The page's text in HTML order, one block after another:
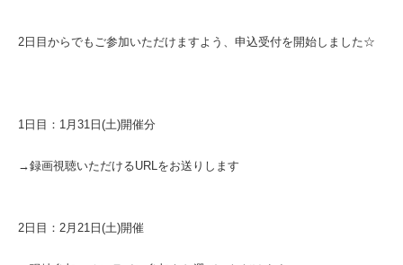
2日目からでもご参加いただけますよう、申込受付を開始しました☆
1日目：1月31日(土)開催分
→録画視聴いただけるURLをお送りします
2日目：2月21日(土)開催